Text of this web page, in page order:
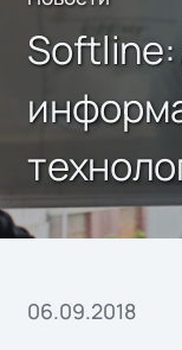
Softline:
06.09.2018